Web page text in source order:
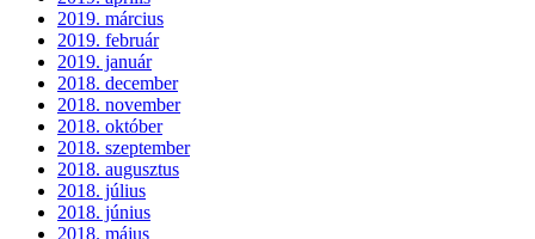
2019. március
2019. február
2019. január
2018. december
2018. november
2018. október
2018. szeptember
2018. augusztus
2018. július
2018. június
2018. május